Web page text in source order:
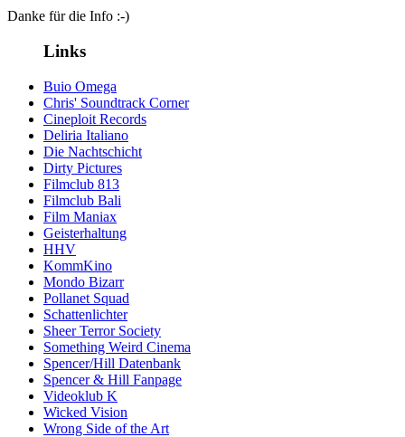
Danke für die Info :-)
Links
Buio Omega
Chris' Soundtrack Corner
Cineploit Records
Deliria Italiano
Die Nachtschicht
Dirty Pictures
Filmclub 813
Filmclub Bali
Film Maniax
Geisterhaltung
HHV
KommKino
Mondo Bizarr
Pollanet Squad
Schattenlichter
Sheer Terror Society
Something Weird Cinema
Spencer/Hill Datenbank
Spencer & Hill Fanpage
Videoklub K
Wicked Vision
Wrong Side of the Art